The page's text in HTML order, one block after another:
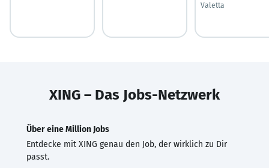
Valetta
XING – Das Jobs-Netzwerk
Über eine Million Jobs
Entdecke mit XING genau den Job, der wirklich zu Dir
passt.